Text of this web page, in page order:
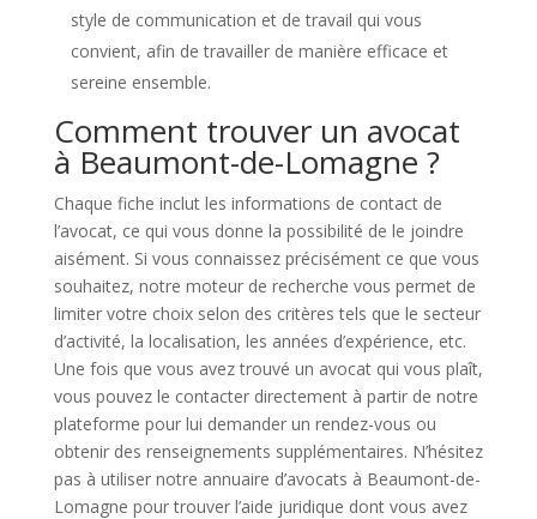
style de communication et de travail qui vous
convient, afin de travailler de manière efficace et
sereine ensemble.
Comment trouver un avocat
à Beaumont-de-Lomagne ?
Chaque fiche inclut les informations de contact de
l’avocat, ce qui vous donne la possibilité de le joindre
aisément. Si vous connaissez précisément ce que vous
souhaitez, notre moteur de recherche vous permet de
limiter votre choix selon des critères tels que le secteur
d’activité, la localisation, les années d’expérience, etc.
Une fois que vous avez trouvé un avocat qui vous plaît,
vous pouvez le contacter directement à partir de notre
plateforme pour lui demander un rendez-vous ou
obtenir des renseignements supplémentaires. N’hésitez
pas à utiliser notre annuaire d’avocats à Beaumont-de-
Lomagne pour trouver l’aide juridique dont vous avez